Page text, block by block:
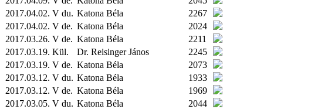
2017.04.02. V du. Katona Béla
2267
2017.04.02. V de. Katona Béla
2024
2017.03.26. V de. Katona Béla
2211
2017.03.19. Kül. Dr. Reisinger János
2245
2017.03.19. V de. Katona Béla
2073
2017.03.12. V du. Katona Béla
1933
2017.03.12. V de. Katona Béla
1969
2017.03.05. V du. Katona Béla
2044